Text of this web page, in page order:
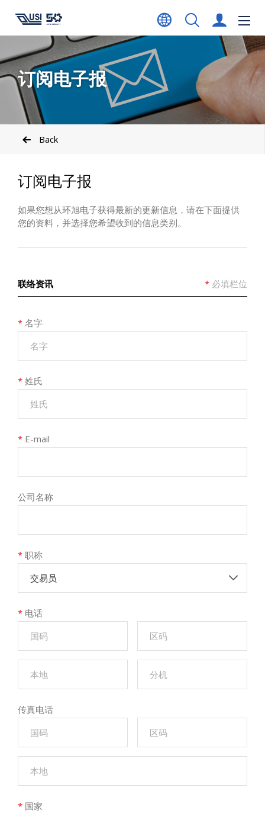
订阅电子报
Back
订阅电子报
如果您想从环旭电子获得最新的更新信息，请在下面提供
您的资料，并选择您希望收到的信息类别。
* 必填栏位
联络资讯
* 名字
* 姓氏
* E-mail
公司名称
* 职称
交易员
* 电话
传真电话
* 国家